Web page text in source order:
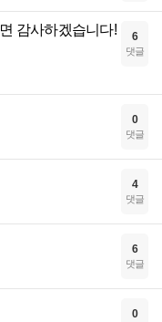
감사하겠습니다! 6
댓글
0
댓글
4
댓글
6
댓글
0